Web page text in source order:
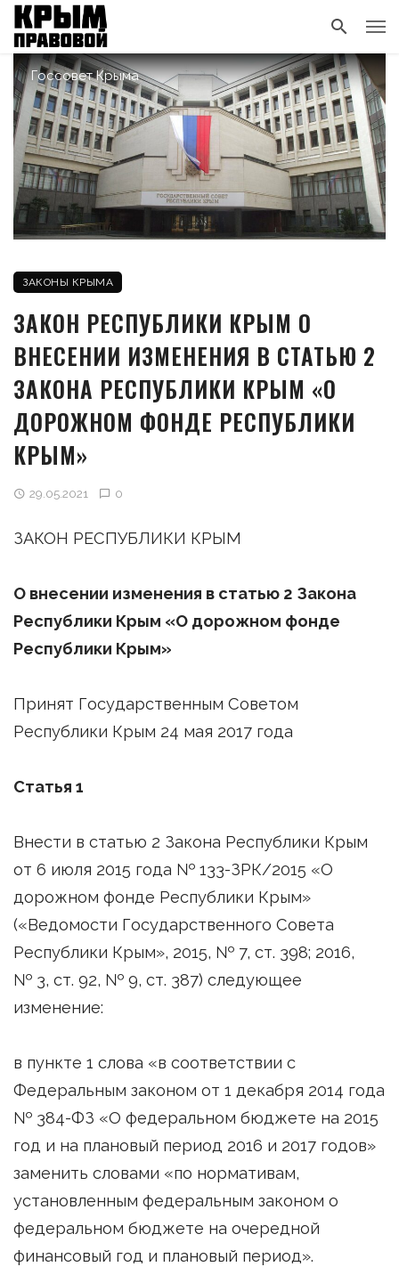
Госсовет Крыма
ЗАКОНЫ КРЫМА
ЗАКОН РЕСПУБЛИКИ КРЫМ О
ВНЕСЕНИИ ИЗМЕНЕНИЯ В СТАТЬЮ 2
ЗАКОНА РЕСПУБЛИКИ КРЫМ «О
ДОРОЖНОМ ФОНДЕ РЕСПУБЛИКИ
КРЫМ»
29.05.2021 0
ЗАКОН РЕСПУБЛИКИ КРЫМ
О внесении изменения в статью 2 Закона
Республики Крым «О дорожном фонде
Республики Крым»
Принят Государственным Советом
Республики Крым 24 мая 2017 года
Статья 1
Внести в статью 2 Закона Республики Крым
от 6 июля 2015 года № 133-ЗРК/2015 «О
дорожном фонде Республики Крым»
(«Ведомости Государственного Совета
Республики Крым», 2015, № 7, ст. 398; 2016,
№ 3, ст. 92, № 9, ст. 387) следующее
изменение:
в пункте 1 слова «в соответствии с
Федеральным законом от 1 декабря 2014 года
№ 384-ФЗ «О федеральном бюджете на 2015
год и на плановый период 2016 и 2017 годов»
заменить словами «по нормативам,
установленным федеральным законом о
федеральном бюджете на очередной
финансовый год и плановый период».